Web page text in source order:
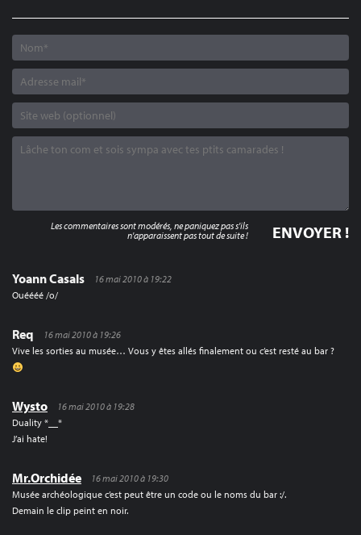
Yoann Casals
16 mai 2010 à 19:22
Ouéééé /o/
Req
16 mai 2010 à 19:26
Vive les sorties au musée… Vous y êtes allés finalement ou c’est resté au bar ?
Wysto
16 mai 2010 à 19:28
Duality *__*
J’ai hate!
Mr.Orchidée
16 mai 2010 à 19:30
Musée archéologique c’est peut être un code ou le noms du bar :/.
Demain le clip peint en noir.
Les commentaires sont modérés, ne paniquez pas s'ils
n'apparaissent pas tout de suite !